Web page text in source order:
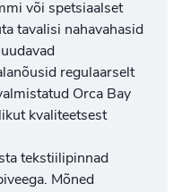
või spetsiaalset
tavalisi nahavahasid
regulaarselt
Orca Bay
kvaliteetsest
tekstiilipinnad
Mõned